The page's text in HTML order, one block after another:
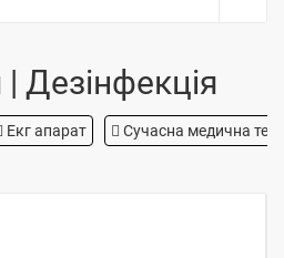
| Дезінфекція
Екг апарат Сучасна медична